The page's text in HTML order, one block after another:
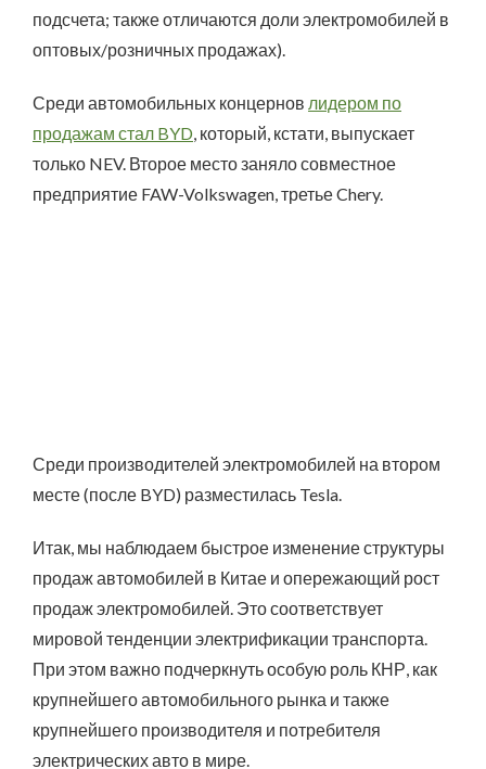
подсчета; также отличаются доли электромобилей в
оптовых/розничных продажах).
Среди автомобильных концернов лидером по
продажам стал BYD , который, кстати, выпускает
только NEV. Второе место заняло совместное
предприятие FAW-Volkswagen, третье Chery.
Среди производителей электромобилей на втором
месте (после BYD) разместилась Tesla.
Итак, мы наблюдаем быстрое изменение структуры
продаж автомобилей в Китае и опережающий рост
продаж электромобилей. Это соответствует
мировой тенденции электрификации транспорта.
При этом важно подчеркнуть особую роль КНР, как
крупнейшего автомобильного рынка и также
крупнейшего производителя и потребителя
электрических авто в мире.